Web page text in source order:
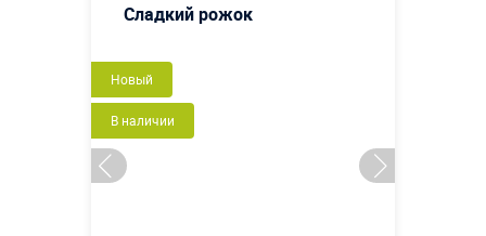
Больше деталей →
Сладкий рожок
Новый
В наличии